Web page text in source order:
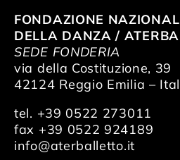
FONDAZIONE
DELLA DANZA /
SEDE FONDERIA
via della Costituzione, 39
42124 Reggio Emilia –
tel. +39 0522 273011
fax +39 0522 924189
info@aterballetto.it